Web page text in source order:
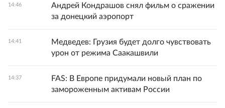
14:46
Андрей Кондрашов снял фильм о сражении
за донецкий аэропорт
14:41
Медведев: Грузия будет долго чувствовать
урон от режима Саакашвили
14:37
FAS: В Европе придумали новый план по
замороженным активам России